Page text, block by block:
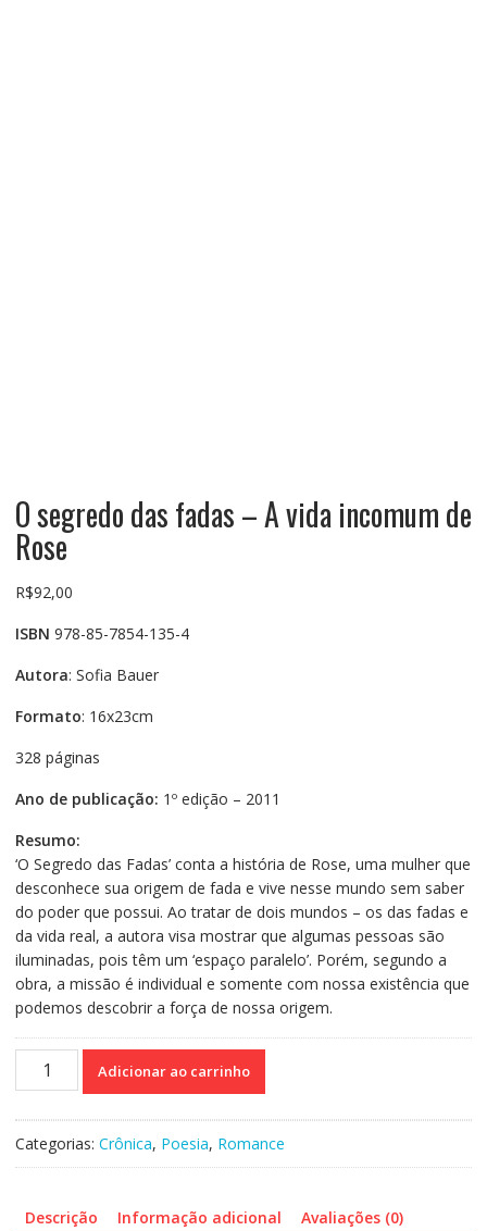
O segredo das fadas – A vida incomum de
Rose
R$92,00
ISBN 978-85-7854-135-4
Autora: Sofia Bauer
Formato: 16x23cm
328 páginas
Ano de publicação: 1º edição – 2011
Resumo:
‘O Segredo das Fadas’ conta a história de Rose, uma mulher que
desconhece sua origem de fada e vive nesse mundo sem saber
do poder que possui. Ao tratar de dois mundos – os das fadas e
da vida real, a autora visa mostrar que algumas pessoas são
iluminadas, pois têm um ‘espaço paralelo’. Porém, segundo a
obra, a missão é individual e somente com nossa existência que
podemos descobrir a força de nossa origem.
segredo
-
Adicionar ao carrinho
Categorias: Crônica, Poesia, Romance
Descrição Informação adicional Avaliações (0)